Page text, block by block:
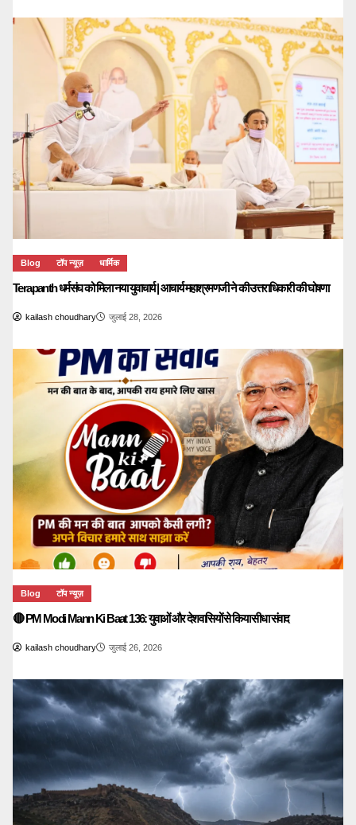
Blog टॉप न्यूज़ धार्मिक
Terapanth धर्मसंघ को मिला नया युवाचार्य | आचार्य महाश्रमणजी ने की उत्तराधिकारी की घोषणा
kailash choudhary जुलाई 28, 2026
Blog टॉप न्यूज़
🔴 PM Modi Mann Ki Baat 136: युवाओं और देशवासियों से किया सीधा संवाद
kailash choudhary जुलाई 26, 2026